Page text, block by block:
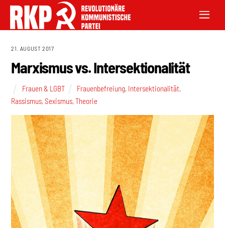
21. AUGUST 2017
Marxismus vs. Intersektionalität
Frauen & LGBT Frauenbefreiung, Intersektionalität,
Rassismus,Sexismus,Theorie